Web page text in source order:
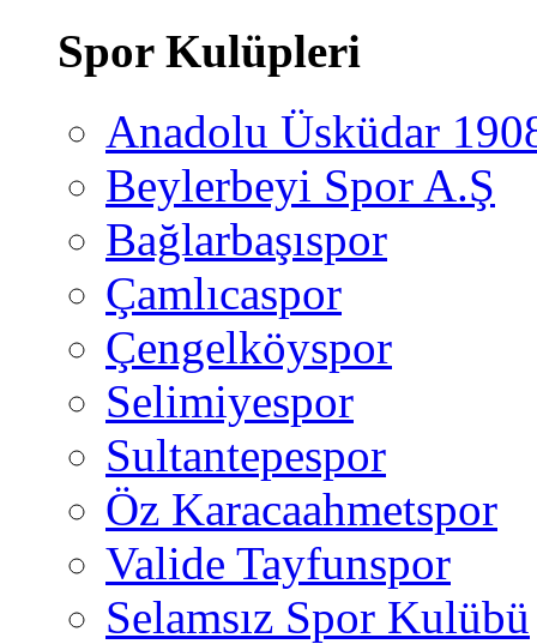
Spor Kulüpleri
Anadolu Üsküdar
Beylerbeyi Spor A.Ş
Bağlarbaşıspor
Çamlıcaspor
Çengelköyspor
Selimiyespor
Sultantepespor
Öz Karacaahmetspor
Valide Tayfunspor
Selamsız Spor Kulübü